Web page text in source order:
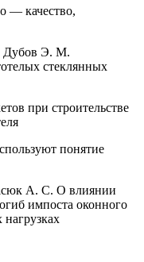
— качество,
Дубов Э. М.
стеклянных
при строительстве
понятие
А. С. О влиянии
импоста оконного